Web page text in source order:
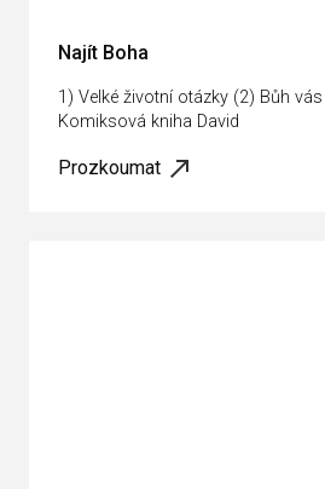
Najít Boha
1) Velké životní otázky (2) Bůh
Komiksová kniha David
Prozkoumat